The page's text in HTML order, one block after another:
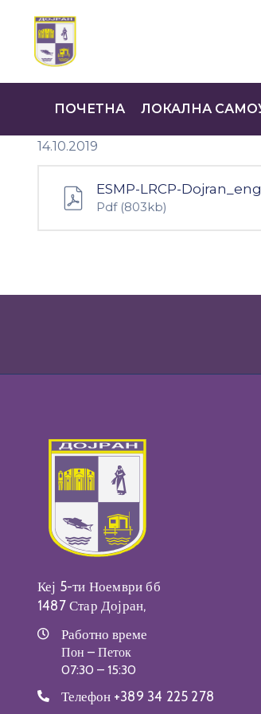
ПОЧЕТНА ЛОКАЛНА
14.10.2019
ESMP-LRCP-
Pdf (803kb)
Кеј 5-ти Ноември бб
1487 Стар Дојран,
Работно време
Пон – Петок
07:30 – 15:30
Телефон +389 34 225 278